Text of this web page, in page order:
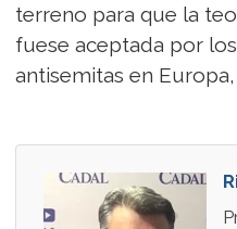
terreno para que la
fuese aceptada por
antisemitas en Europa,